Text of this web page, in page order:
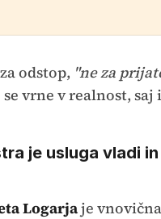
odstop, "ne za
vrne v realnost, saj
je usluga vladi
Logarjaje